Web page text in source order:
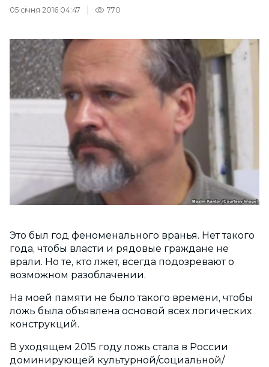
05 січня 2016 04:47
770
Это был год феноменального вранья. Нет такого
года, чтобы власти и рядовые граждане не
врали. Но те, кто лжет, всегда подозревают о
возможном разоблачении.
На моей памяти не было такого времени, чтобы
ложь была объявлена основой всех логических
конструкций.
В уходящем 2015 году ложь стала в России
доминирующей культурной/социальной/